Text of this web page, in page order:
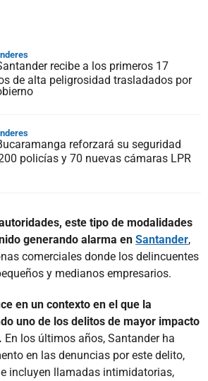
recibe a los primeros 17
de alta peligrosidad trasladados por
reforzará su seguridad
policías y 70 nuevas cámaras LPR
este tipo de modalidades
generando alarma en Santander,
comerciales donde los delincuentes
y medianos empresarios.
en un contexto en el que la
uno de los delitos de mayor impacto
En los últimos años, Santander ha
en las denuncias por este delito,
incluyen llamadas intimidatorias,